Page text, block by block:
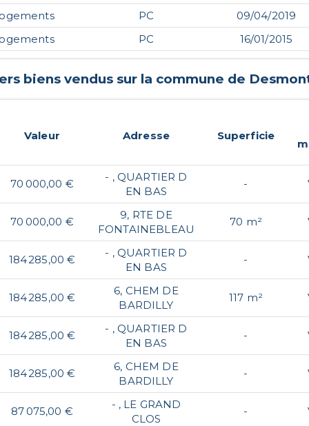
PC
09/04/2019
PC 16/01/2015
biens vendus sur la commune de
Valeur Adresse Superficie
70 000,00 €
- , QUARTIER D
EN BAS
-
70 000,00 €
9, RTE DE
FONTAINEBLEAU
70 m²
184 285,00 €
- , QUARTIER D
EN BAS
-
184 285,00 €
6, CHEM DE
BARDILLY
117 m²
184 285,00 €
- , QUARTIER D
EN BAS
-
184 285,00 €
6, CHEM DE
BARDILLY
-
87 075,00 €
- , LE GRAND
CLOS
-